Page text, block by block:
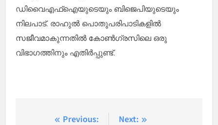
ഡിവൈഎഫ്ഐയുടെയും ബിജെപിയുടെയും
നിലപാട്. രാഹുൽ പൊതുപരിപാടികളിൽ
സജീവമാകുന്നതിൽ കോൺഗ്രസിലെ ഒരു
വിഭാഗത്തിനും എതിർപ്പുണ്ട്.
Previous:
Next: